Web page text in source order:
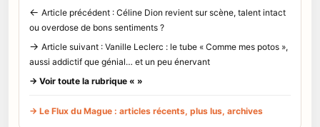
← Article précédent : Céline Dion revient sur scène, talent intact
ou overdose de bons sentiments ?
→ Article suivant : Vanille Leclerc : le tube « Comme mes potos »,
aussi addictif que génial… et un peu énervant
→ Voir toute la rubrique « »
→ Le Flux du Mague : articles récents, plus lus, archives